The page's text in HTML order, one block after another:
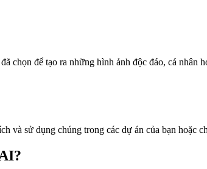
chọn để tạo ra những hình ảnh độc đáo, cá nhân
và sử dụng chúng trong các dự án của bạn hoặc